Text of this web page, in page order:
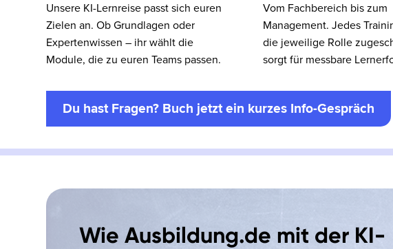
Unsere KI-Lernreise passt sich euren
Zielen an. Ob Grundlagen oder
Expertenwissen – ihr wählt die
Module, die zu euren Teams passen.
Vom Fachbereich bis zum
Management. Jedes
die jeweilige Rolle
sorgt für messbare
Du hast Fragen? Buch jetzt ein kurzes Info-Gespräch
Wie Ausbildung.de mit der KI-